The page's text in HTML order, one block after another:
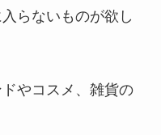
らないものが欲し
やコスメ、雑貨の